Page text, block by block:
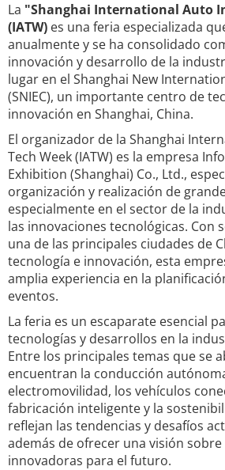
La "Shanghai International Auto
(IATW) es una feria especializada
anualmente y se ha consolidado
innovación y desarrollo de la
lugar en el Shanghai New
(SNIEC), un importante centro de
innovación en Shanghai, China.
El organizador de la Shanghai
Tech Week (IATW) es la empresa
Exhibition (Shanghai) Co., Ltd.,
organización y realización de
especialmente en el sector de la
las innovaciones tecnológicas. Con
una de las principales ciudades de
tecnología e innovación, esta
amplia experiencia en la
eventos.
La feria es un escaparate esencial
tecnologías y desarrollos en la
Entre los principales temas que se
encuentran la conducción
electromovilidad, los vehículos
fabricación inteligente y la
reflejan las tendencias y desafíos
además de ofrecer una visión
innovadoras para el futuro.